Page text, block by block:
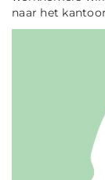
naar het